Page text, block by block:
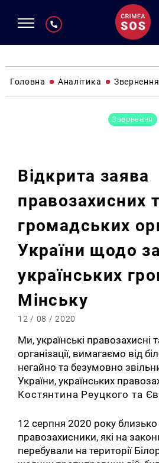
Головна Аналітика Звернення
Звернення
Відкрита заява
правозахисних
громадських
України щодо
українських
Мінську
12 / 08 / 2020
Ми, українські правозахисні
організації, вимагаємо від
негайно та безумовно
України, українських
Костянтина Реуцкого та
12 серпня 2020 року близько
правозахисники, які на
перебували на території